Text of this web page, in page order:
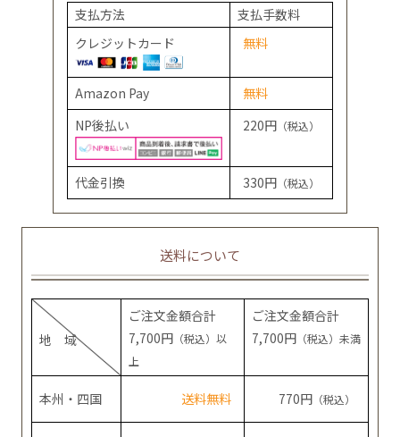
支払方法
支払手数料
クレジットカード
無料
Amazon Pay
無料
NP後払い
220円 （税込）
代金引換 330円 （税込）
送料について
地 域
ご注文金額合計
7,700円 （税込）以
上
ご注文金額合計
7,700円 （税込）未満
本州・四国 送料無料 770円 （税込）